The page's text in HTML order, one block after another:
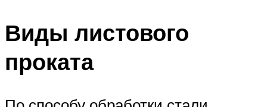
Виды листового
проката